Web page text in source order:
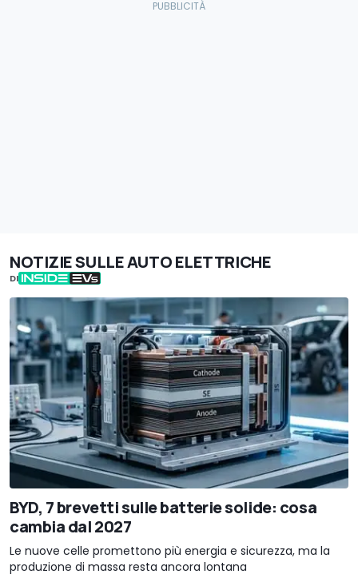
NOTIZIE SULLE AUTO ELETTRICHE
DI
BYD, 7 brevetti sulle batterie solide: cosa
cambia dal 2027
Le nuove celle promettono più energia e sicurezza, ma la
produzione di massa resta ancora lontana